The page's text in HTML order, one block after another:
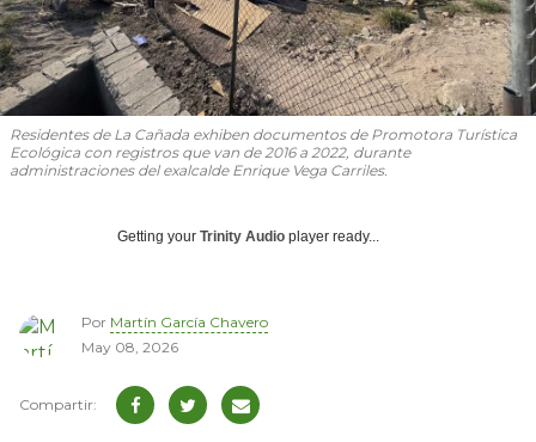
Residentes de La Cañada exhiben documentos de Promotora Turística
Ecológica con registros que van de 2016 a 2022, durante
administraciones del exalcalde Enrique Vega Carriles.
Getting your Trinity Audio player ready...
Por Martín García Chavero
May 08, 2026